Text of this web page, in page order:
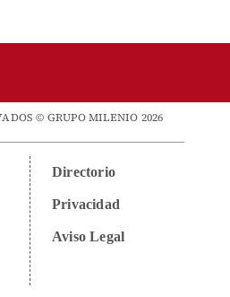
© GRUPO MILENIO 2026
Directorio
Privacidad
Aviso Legal